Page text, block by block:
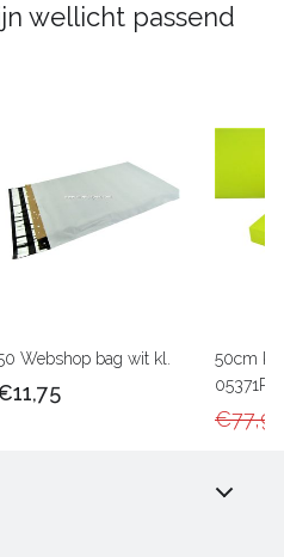
wellicht passend
Webshop bag wit kl.
50cm
05371RU